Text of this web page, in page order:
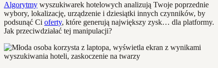
Algorytmy wyszukiwarek hotelowych analizują Twoje poprzednie
wybory, lokalizację, urządzenie i dziesiątki innych czynników, by
podsunąć Ci oferty, które generują największy zysk… dla platformy.
Jak przeciwdziałać tej manipulacji?